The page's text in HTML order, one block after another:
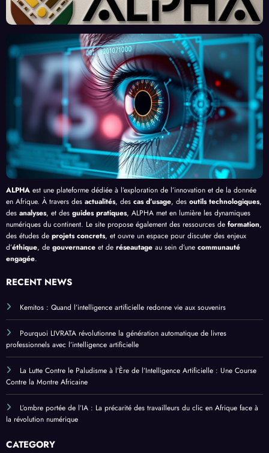
eau
Front
contr
e le
Palud
isme
en
Afriq
ue
x et
Prom
esses
, au-
delà
de
Bang
ui
finiss
ent
l’Effi
cacit
é de
l’IA
né
par
l’Inte
lligen
Artifi
cielle
ALPHA est une plateforme dédiée à l’exploration de l’innovation et de la donnée
en Afrique. À travers des actualités, des cas d’usage, des outils technologiques,
des analyses, et des guides pratiques, ALPHA met en lumière les dynamiques
numériques du continent. Le site propose également des ressources de formation,
des études de projets concrets, et ouvre un espace pour discuter des enjeux
d’éthique, de gouvernance et de réseautage au sein d’une communauté
engagée.
RECENT NEWS
Kemitos : Quand l’intelligence artificielle redonne vie aux souvenirs
Pourquoi LIVRATA révolutionne la génération automatique de livres
professionnels avec l’intelligence artificielle
La Lutte Contre le Paludisme à l’Ère de l’Intelligence Artificielle : Une Course
Contre la Montre Africaine
L’ombre portée de l’IA : La précarité des travailleurs du clic en Afrique face à
la révolution numérique
CATEGORY